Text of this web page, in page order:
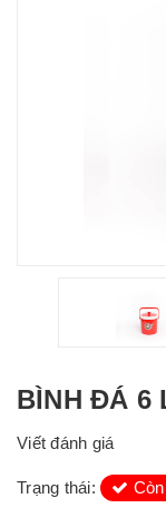
BÌNH ĐÁ 6
Viết đánh giá
Trạng thái: